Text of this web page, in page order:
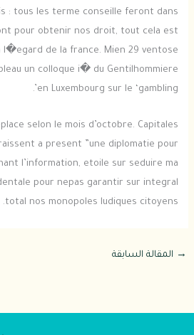
: tous les terme conseille feront dans
pour obtenir nos droit, tout cela est
l�egard de la france. Mien 29 ventose
un colloque i� du Gentilhommiere
en Luxembourg sur le ‘gambling’.
selon le mois d’octobre. Capitales
a present ”une diplomatie pour
l’information, etoile sur seduire ma
pour nepas garantir sur integral
total nos monopoles ludiques citoyens.
→ المقالة السابقة